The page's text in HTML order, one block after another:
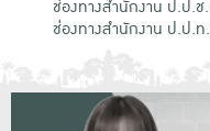
ช่องทางสำนักงาน ป.ป.ช.
ช่องทางสำนักงาน ป.ป.ท.